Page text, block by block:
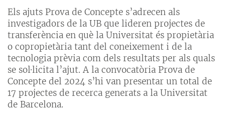
Els ajuts Prova de Concepte s’adrecen als
investigadors de la UB que lideren projectes de
transferència en què la Universitat és propietària
o copropietària tant del coneixement i de la
tecnologia prèvia com dels resultats per als quals
se sol·licita l’ajut. A la convocatòria Prova de
Concepte del 2024 s’hi van presentar un total de
17 projectes de recerca generats a la Universitat
de Barcelona.